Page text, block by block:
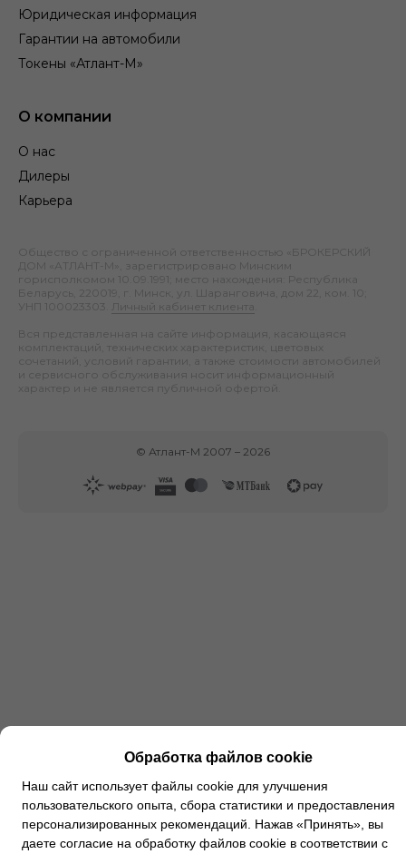
Юридическая информация
Гарантии на автомобили
Токены «Атлант-М»
О компании
О нас
Дилеры
Карьера
Общество с ограниченной ответственностью «БРОКЕРСКИЙ
ДОМ «АТЛАНТ-М», зарегистрировано Минским
горисполкомом 10.09.1991; место нахождения: Республика
Беларусь, 220019, г. Минск, ул. Шаранговича, дом 22, ком. 10;
УНП 100023303.
Личный кабинет клиента
Вся представленная на сайте информация, касающаяся
комплектаций, технических характеристик, цветовых
сочетаний, условий гарантии, а также стоимости автомобилей
и сервисного обслуживания носит информационный
характер и не является публичной офертой.
© Атлант-М 2007 – 2026
Обработка файлов cookie
Наш сайт использует файлы cookie для улучшения
пользовательского опыта, сбора статистики и предоставления
персонализированных рекомендаций. Нажав «Принять», вы
даете согласие на обработку файлов cookie в соответствии с